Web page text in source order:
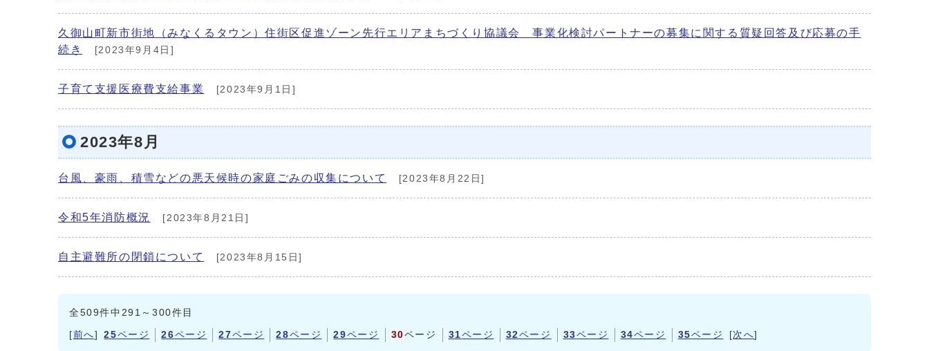
久御山町新市街地（みなくるタウン）住街区促進ゾーン先行エリアまちづくり協議会 事業化検討パートナーの募集に関する質疑回答及び応募の手
続き
[2023年9月4日]
子育て支援医療費支給事業 [2023年9月1日]
2023年8月
台風、豪雨、積雪などの悪天候時の家庭ごみの収集について [2023年8月22日]
令和5年消防概況 [2023年8月21日]
自主避難所の閉鎖について [2023年8月15日]
全509件中291～300件目
[前へ] 25ページ 26ページ 27ページ 28ページ 29ページ 30ページ 31ページ 32ページ 33ページ 34ページ 35ページ [次へ]